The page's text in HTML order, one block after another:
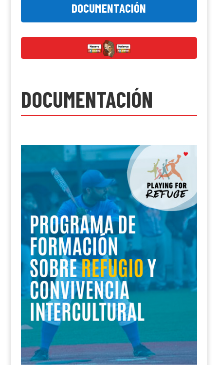
DOCUMENTACIÓN
DOCUMENTACIÓN